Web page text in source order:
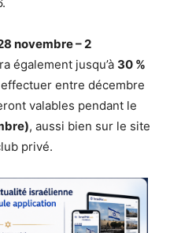
novembre – 2
également jusqu’à 30 %
entre décembre
valables pendant le
, aussi bien sur le site
privé.